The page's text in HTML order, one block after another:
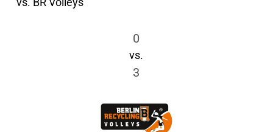
0
vs.
3